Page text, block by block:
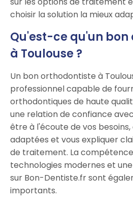
choisir la solution la mieux
Qu'est-ce qu'un
à Toulouse ?
Un bon orthodontiste à
professionnel capable de
orthodontiques de haute
une relation de confiance
être à l'écoute de vos
adaptées et vous expliquer
de traitement. La
technologies modernes et
sur Bon-Dentiste.fr sont
importants.